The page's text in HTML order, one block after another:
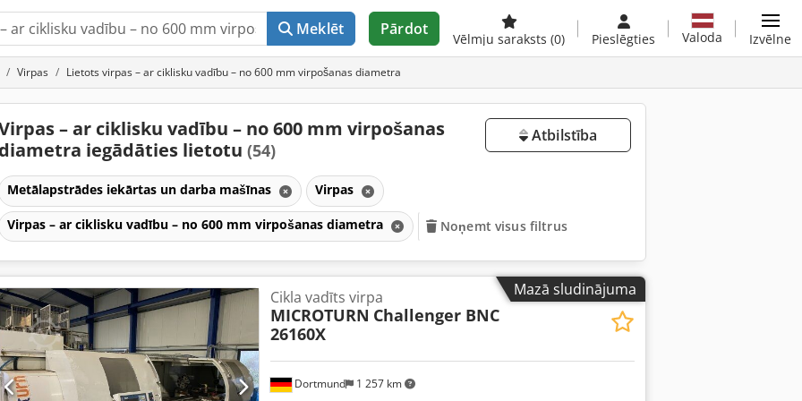
Meklēt Pārdot
Vēlmju saraksts (0) Pieslēgties Valoda Izvēlne
Virpas Lietots virpas – ar ciklisku vadību – no 600 mm virpošanas diametra
– ar ciklisku vadību – no 600 mm virpošanas
diametra iegādāties lietotu (54)
Atbilstība
Metālapstrādes iekārtas un darba mašīnas Virpas
Virpas – ar ciklisku vadību – no 600 mm virpošanas diametra Noņemt visus filtrus
Mazā sludinājuma
Dortmund 1 257 km
Cikla vadīts virpa
MICROTURN Challenger BNC
26160X